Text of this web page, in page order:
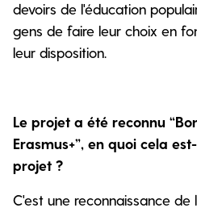
devoirs de l'éducation
gens de faire leur choix en
leur disposition.
Le projet a été reconnu
Erasmus+”, en quoi cela
projet ?
C'est une reconnaissance de